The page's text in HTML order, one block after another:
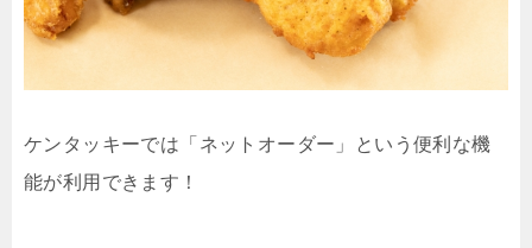
ケンタッキーでは「ネットオーダー」という便利な機
能が利用できます！